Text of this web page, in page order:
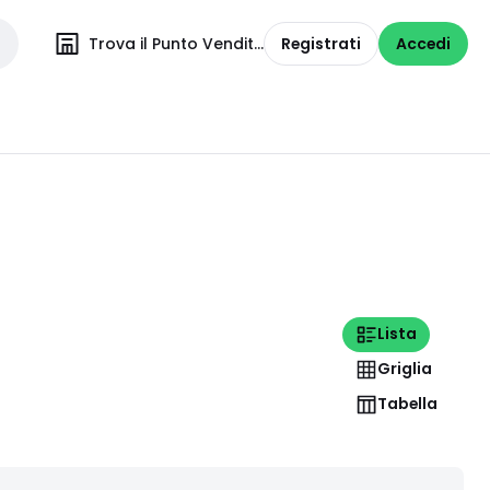
Trova il Punto Vendita Registrati Accedi
Lista
Griglia
Tabella